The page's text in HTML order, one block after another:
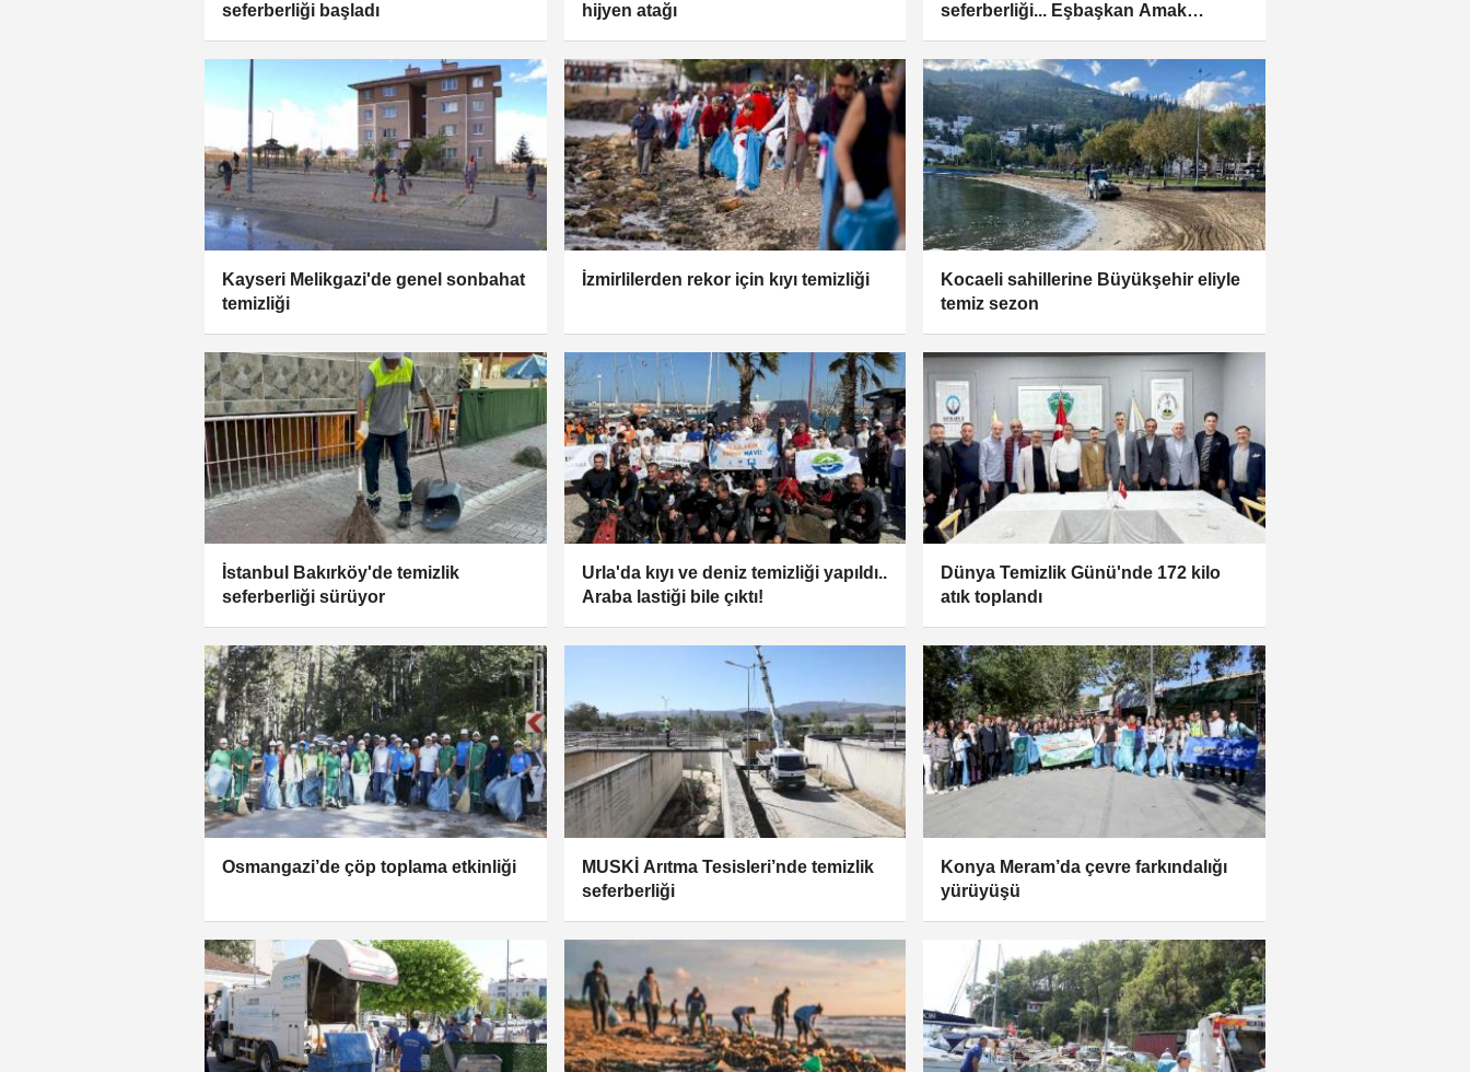
seferberliği başladı
hijyen atağı
seferberliği... Eşbaşkan Amak
Kayseri Melikgazi'de genel sonbahat
temizliği
İzmirlilerden rekor için kıyı temizliği
Kocaeli sahillerine Büyükşehir eliyle
temiz sezon
İstanbul Bakırköy'de temizlik
seferberliği sürüyor
Urla'da kıyı ve deniz temizliği yapıldı..
Araba lastiği bile çıktı!
Dünya Temizlik Günü'nde 172 kilo
atık toplandı
Osmangazi’de çöp toplama etkinliği
MUSKİ Arıtma Tesisleri’nde temizlik
seferberliği
Konya Meram’da çevre farkındalığı
yürüyüşü